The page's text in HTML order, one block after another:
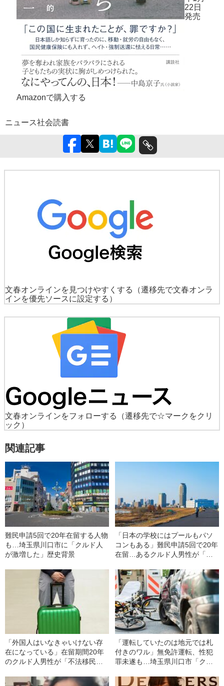
22日
発売
Amazonで購入する
ニュース社会読書
文春オンラインを見つけやすくする
（遷移先で文春オンラ
インを優先ソースに設定する）
文春オンラインをフォローする
（遷移先で☆マークをクリ
ック）
関連記事
難民申請5回で20年在留する人物
も…埼玉県川口市に「クルド人
が激増した」歴史背景
「日本の学校にはプールもパソ
コンもある」難民申請5回で20年
在留…あるクルド人男性が「日
理由
「外国人はいなきゃいけない存
在になっている」在留期間20年
のクルド人男性が「不法移民の
「運転していたのは地元では札
付きのワル」無免許運転、性犯
罪未遂も…埼玉県川口市「クル